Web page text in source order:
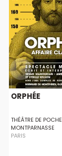
ORPHÉE
THÉÂTRE DE POCHE
MONTPARNASSE
PARIS